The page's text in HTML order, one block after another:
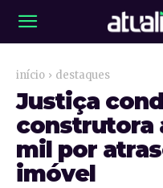
início destaques
Justiça
construtora
mil por
imóvel